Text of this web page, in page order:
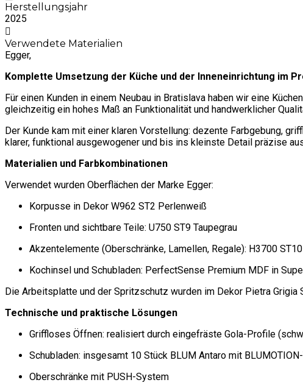
Herstellungsjahr
2025
Verwendete Materialien
Egger,
Komplette Umsetzung der Küche und der Inneneinrichtung im
Für einen Kunden in einem Neubau in Bratislava haben wir eine
gleichzeitig ein hohes Maß an Funktionalität und handwerklicher
Der Kunde kam mit einer klaren Vorstellung: dezente Farbgebung,
klarer, funktional ausgewogener und bis ins kleinste Detail präzise
Materialien und Farbkombinationen
Verwendet wurden Oberflächen der Marke Egger:
Korpusse in Dekor W962 ST2 Perlenweiß
Fronten und sichtbare Teile: U750 ST9 Taupegrau
Akzentelemente (Oberschränke, Lamellen, Regale): H3700
Kochinsel und Schubladen: PerfectSense Premium MDF in
Die Arbeitsplatte und der Spritzschutz wurden im Dekor Pietra
Technische und praktische Lösungen
Griffloses Öffnen: realisiert durch eingefräste Gola-Profile
Schubladen: insgesamt 10 Stück BLUM Antaro mit
Oberschränke mit PUSH-System